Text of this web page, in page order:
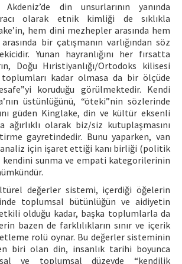
Akdeniz’de din unsurlarının yanında
olarak etnik kimliği de sıklıkla
hem dini mezhepler arasında hem
bir çatışmanın varlığından söz
Yunan hayranlığını her fırsatta
Doğu Hıristiyanlığı/Ortodoks kilisesi
toplumları kadar olmasa da bir ölçüde
koruduğu görülmektedir. Kendi
üstünlüğünü, “öteki”nin sözlerinde
güden Kinglake, din ve kültür eksenli
ağırlıklı olarak biz/siz kutuplaşmasını
gayretindedir. Bunu yaparken, van
analiz için işaret ettiği kanı birliği (politik
sunma ve empati kategorilerinin
değerler sistemi, içerdiği öğelerin
toplumsal bütünlüğün ve aidiyetin
olduğu kadar, başka toplumlarla da
bazen de farklılıkların sınır ve içerik
rolü oynar. Bu değerler sisteminin
biri olan din, insanlık tarihi boyunca
ve toplumsal düzeyde “kendilik